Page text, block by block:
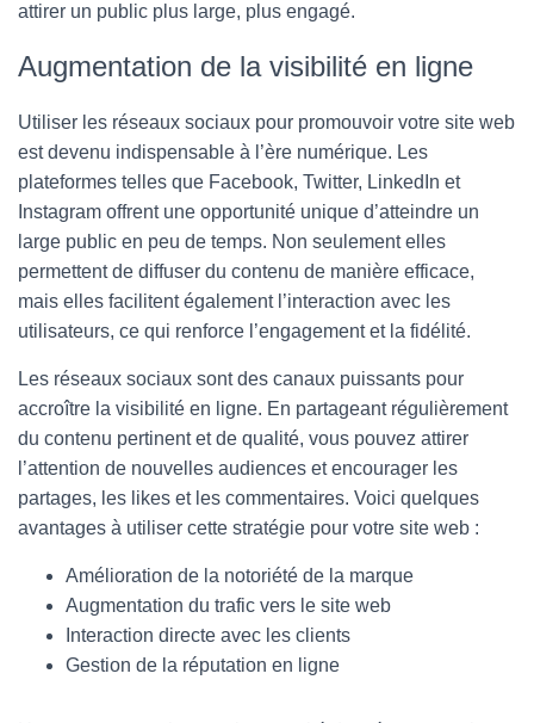
attirer un public plus large, plus engagé.
Augmentation de la visibilité en ligne
Utiliser les réseaux sociaux pour promouvoir votre site web
est devenu indispensable à l’ère numérique. Les
plateformes telles que Facebook, Twitter, LinkedIn et
Instagram offrent une opportunité unique d’atteindre un
large public en peu de temps. Non seulement elles
permettent de diffuser du contenu de manière efficace,
mais elles facilitent également l’interaction avec les
utilisateurs, ce qui renforce l’engagement et la fidélité.
Les réseaux sociaux sont des canaux puissants pour
accroître la visibilité en ligne. En partageant régulièrement
du contenu pertinent et de qualité, vous pouvez attirer
l’attention de nouvelles audiences et encourager les
partages, les likes et les commentaires. Voici quelques
avantages à utiliser cette stratégie pour votre site web :
Amélioration de la notoriété de la marque
Augmentation du trafic vers le site web
Interaction directe avec les clients
Gestion de la réputation en ligne